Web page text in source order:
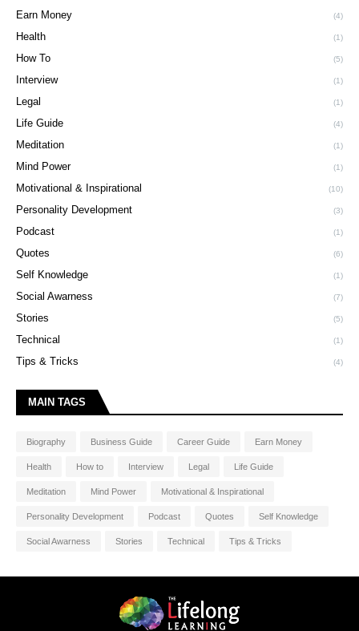
Earn Money (4)
Health (1)
How To (5)
Interview (1)
Legal (1)
Life Guide (4)
Meditation (1)
Mind Power (1)
Motivational & Inspirational (10)
Personality Development (3)
Podcast (1)
Quotes (6)
Self Knowledge (1)
Social Awarness (7)
Stories (5)
Technical (1)
Tips & Tricks (4)
MAIN TAGS
Biography Business Guide Career Guide Earn Money
Health How to Interview Legal Life Guide
Meditation Mind Power Motivational & Inspirational
Personality Development Podcast Quotes Self Knowledge
Social Awarness Stories Technical Tips & Tricks